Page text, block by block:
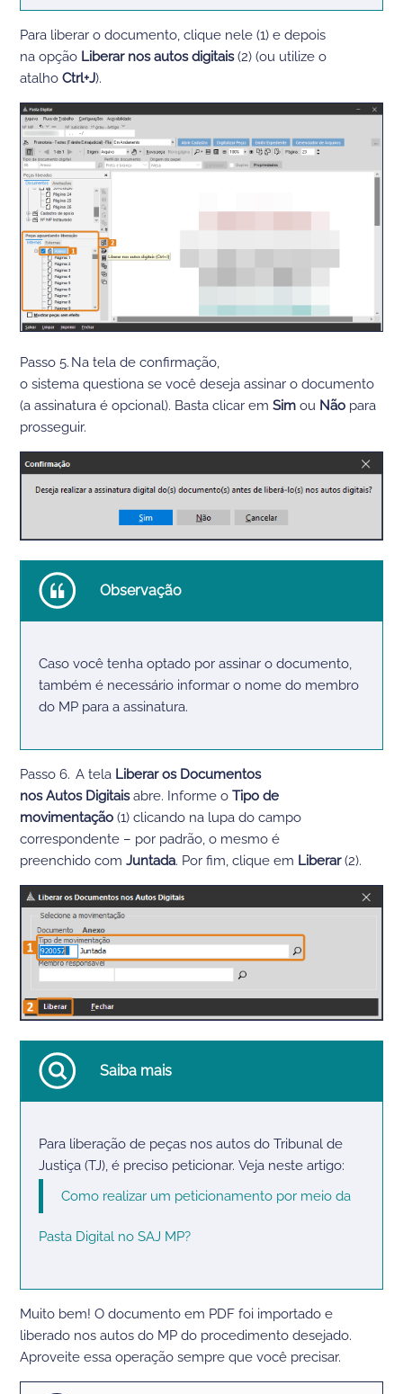
Para liberar o documento, clique nele (1) edepois
na opção Liberar nosautos digitais(2) (ou utilize o
atalho Ctrl+J).
Passo 5. Na telade confirmação,
o sistema questiona sevocê deseja assinar o documento
(a assinatura é opcional). Basta clicar emSim ou Não para
prosseguir.
Observação
Caso você tenha optado por assinar o documento,
também é necessário informar o nome do membro
do MP para a assinatura.
Passo 6. A tela Liberar os Documentos
nosAutos Digitaisabre. Informe oTipo de
movimentação (1) clicando na lupa do campo
correspondente – por padrão, o mesmo é
preenchidocomJuntada. Por fim, clique em Liberar(2).
Saiba mais
Para liberação de peças nos autos do Tribunal de
Justiça (TJ), é preciso peticionar.Veja neste artigo:
Como realizar um peticionamento por meio da
Pasta Digital no SAJ MP?
Muito bem! O documento em PDF foi importado e
liberado nos autos do MP do procedimento desejado.
Aproveite essa operação sempre que você precisar.